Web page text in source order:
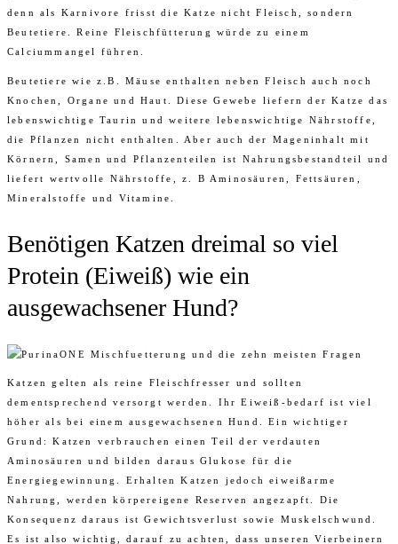
denn als Karnivore frisst die Katze nicht Fleisch, sondern
Beutetiere. Reine Fleischfütterung würde zu einem
Calciummangel führen.
Beutetiere wie z.B. Mäuse enthalten neben Fleisch auch noch
Knochen, Organe und Haut. Diese Gewebe liefern der Katze das
lebenswichtige Taurin und weitere lebenswichtige Nährstoffe,
die Pflanzen nicht enthalten. Aber auch der Mageninhalt mit
Körnern, Samen und Pflanzenteilen ist Nahrungsbestandteil und
liefert wertvolle Nährstoffe, z. B Aminosäuren, Fettsäuren,
Mineralstoffe und Vitamine.
Benötigen Katzen dreimal so viel
Protein (Eiweiß) wie ein
ausgewachsener Hund?
Katzen gelten als reine Fleischfresser und sollten
dementsprechend versorgt werden. Ihr Eiweiß-bedarf ist viel
höher als bei einem ausgewachsenen Hund. Ein wichtiger
Grund: Katzen verbrauchen einen Teil der verdauten
Aminosäuren und bilden daraus Glukose für die
Energiegewinnung. Erhalten Katzen jedoch eiweißarme
Nahrung, werden körpereigene Reserven angezapft. Die
Konsequenz daraus ist Gewichtsverlust sowie Muskelschwund.
Es ist also wichtig, darauf zu achten, dass unseren Vierbeinern